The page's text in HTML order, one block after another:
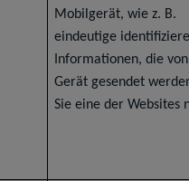
Mobilgerät, wie z. B.
eindeutige
Informationen, die
Gerät gesendet
Sie eine der Websites